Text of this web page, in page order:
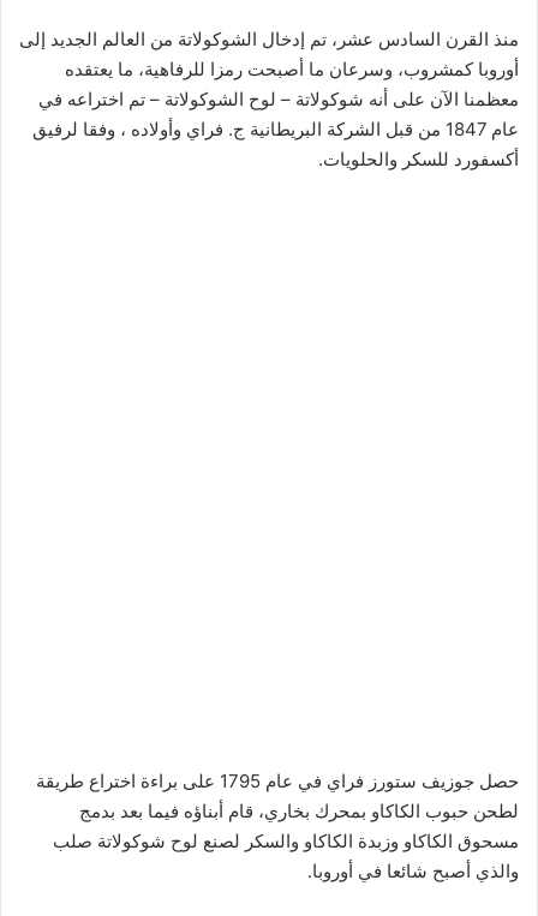
منذ القرن السادس عشر، تم إدخال الشوكولاتة من العالم الجديد إلى
أوروبا كمشروب، وسرعان ما أصبحت رمزا للرفاهية، ما يعتقده
معظمنا الآن على أنه شوكولاتة – لوح الشوكولاتة – تم اختراعه في
عام 1847 من قبل الشركة البريطانية ج. فراي وأولاده ، وفقا لرفيق
أكسفورد للسكر والحلويات.
حصل جوزيف ستورز فراي في عام 1795 على براءة اختراع طريقة
لطحن حبوب الكاكاو بمحرك بخاري، قام أبناؤه فيما بعد بدمج
مسحوق الكاكاو وزبدة الكاكاو والسكر لصنع لوح شوكولاتة صلب
والذي أصبح شائعا في أوروبا.